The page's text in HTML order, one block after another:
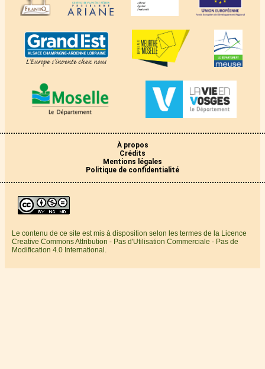
À propos
Crédits
Mentions légales
Politique de confidentialité
Le contenu de ce site est mis à disposition selon les termes de la Licence
Creative Commons Attribution - Pas d'Utilisation Commerciale - Pas de
Modification 4.0 International.